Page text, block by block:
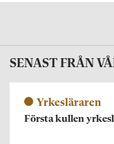
SENAST FRÅN
Yrkesläraren
Första kullen